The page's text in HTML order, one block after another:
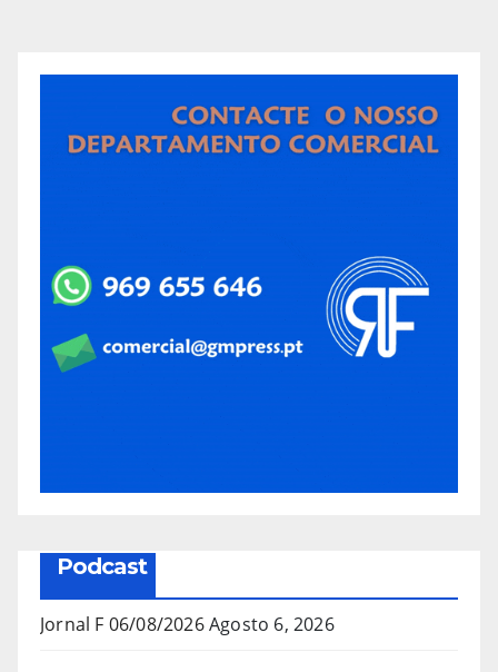
Podcast
Jornal F 06/08/2026Agosto 6, 2026